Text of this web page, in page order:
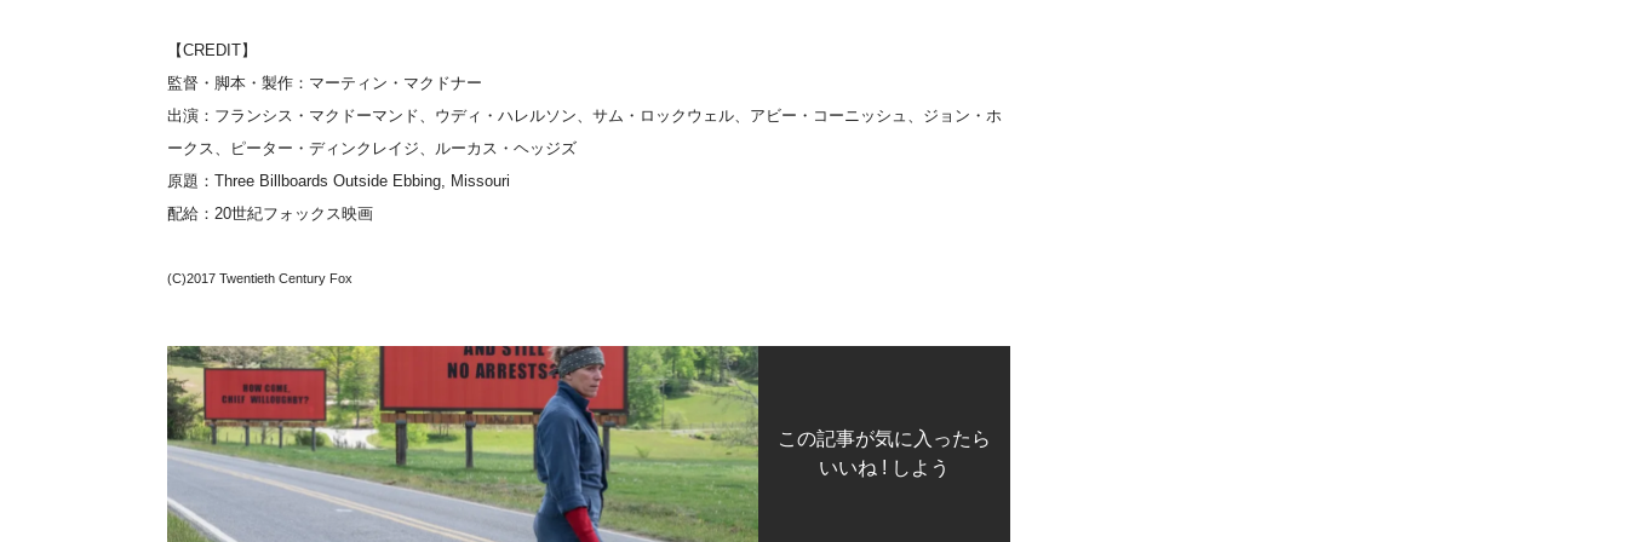
【CREDIT】
監督・脚本・製作：マーティン・マクドナー
出演：フランシス・マクドーマンド、ウディ・ ハレルソン、サム・ ロックウェル、アビー・コーニッシュ、 ジョン・ホ
ークス、ピーター・ディンクレイジ、ルーカス・ ヘッジズ
原題：Three Billboards Outside Ebbing, Missouri
配給：20世紀フォックス映画
(C)2017 Twentieth Century Fox
この記事が気に入ったら
いいね ! しよう